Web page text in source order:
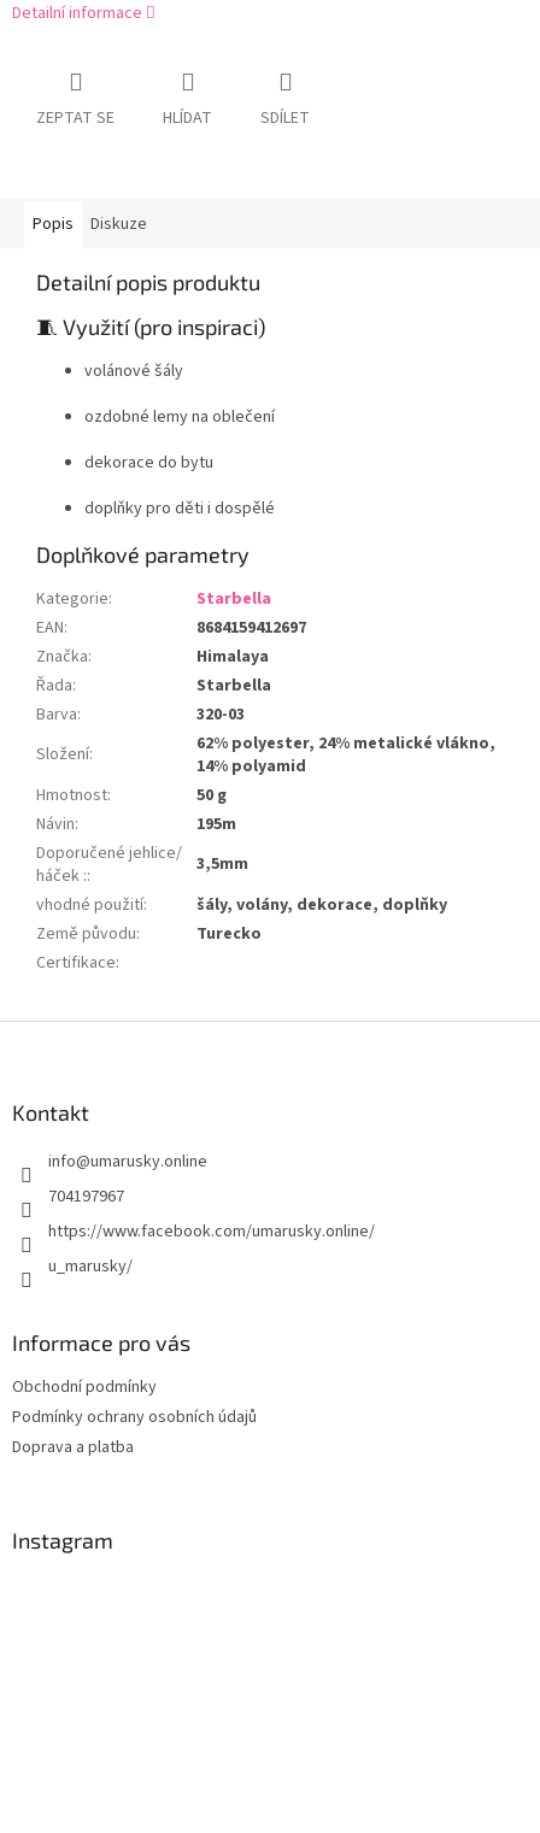
Detailní informace
ZEPTAT SE HLÍDAT SDÍLET
Popis Diskuze
Detailní popis produktu
🧵 Využití (pro inspiraci)
volánové šály
ozdobné lemy na oblečení
dekorace do bytu
doplňky pro děti i dospělé
Doplňkové parametry
Kategorie:
Starbella
EAN:
8684159412697
Značka:
Himalaya
Řada:
Starbella
Barva:
320-03
Složení:
62% polyester, 24% metalické vlákno,
14% polyamid
Hmotnost:
50 g
Návin:
195m
Doporučené jehlice/
háček ::
3,5mm
vhodné použití:
šály, volány, dekorace, doplňky
Země původu:
Turecko
Certifikace:
Kontakt
info@umarusky.online
704197967
https://www.facebook.com/umarusky.online/
u_marusky/
Informace pro vás
Obchodní podmínky
Podmínky ochrany osobních údajů
Doprava a platba
Instagram